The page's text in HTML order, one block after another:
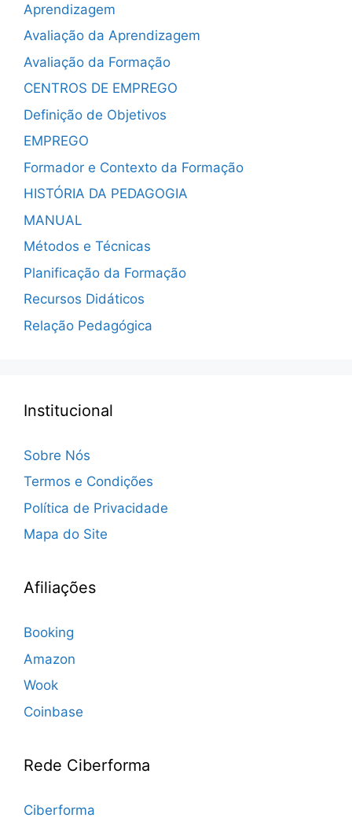
Aprendizagem
Avaliação da Aprendizagem
Avaliação da Formação
CENTROS DE EMPREGO
Definição de Objetivos
EMPREGO
Formador e Contexto da Formação
HISTÓRIA DA PEDAGOGIA
MANUAL
Métodos e Técnicas
Planificação da Formação
Recursos Didáticos
Relação Pedagógica
Institucional
Sobre Nós
Termos e Condições
Política de Privacidade
Mapa do Site
Afiliações
Booking
Amazon
Wook
Coinbase
Rede Ciberforma
Ciberforma